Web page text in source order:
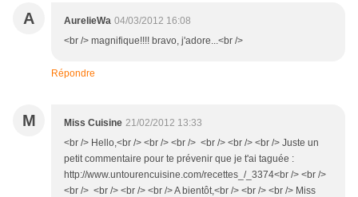
A AurelieWa 04/03/2012 16:08
<br /> magnifique!!!! bravo, j'adore...<br />
Répondre
M Miss Cuisine 21/02/2012 13:33
<br /> Hello,<br /> <br /> <br /> <br /> <br /> <br /> Juste un
petit commentaire pour te prévenir que je t'ai taguée :
http://www.untourencuisine.com/recettes_/_3374<br /> <br />
<br /> <br /> <br /> <br /> A bientôt,<br /> <br /> <br /> Miss